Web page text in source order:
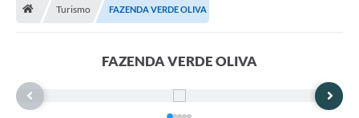
Editais
CAPINA ECOLÓGICA
Turismo FAZENDA VERDE OLIVA
FAZENDA VERDE OLIVA